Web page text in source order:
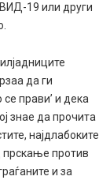
19 или други
да ги
прави’ и дека
знае да прочита
најдлабоките
прскање против
и за